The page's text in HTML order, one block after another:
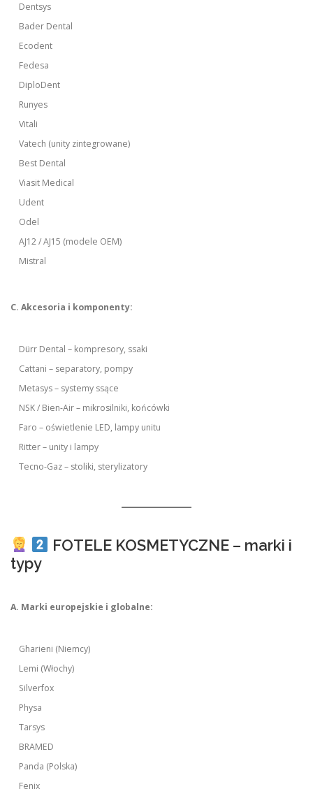
Dentsys
Bader Dental
Ecodent
Fedesa
DiploDent
Runyes
Vitali
Vatech (unity zintegrowane)
Best Dental
Viasit Medical
Udent
Odel
AJ12 / AJ15 (modele OEM)
Mistral
C. Akcesoria i komponenty:
Dürr Dental – kompresory, ssaki
Cattani – separatory, pompy
Metasys – systemy ssące
NSK / Bien-Air – mikrosilniki, końcówki
Faro – oświetlenie LED, lampy unitu
Ritter – unity i lampy
Tecno-Gaz – stoliki, sterylizatory
FOTELE KOSMETYCZNE – marki i
typy
A. Marki europejskie i globalne:
Gharieni (Niemcy)
Lemi (Włochy)
Silverfox
Physa
Tarsys
BRAMED
Panda (Polska)
Fenix